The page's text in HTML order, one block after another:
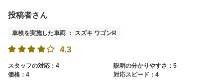
投稿者さん
車検を実施した車両 ： スズキ ワゴンR
4.3
スタッフの対応：4
説明の分かりやすさ：5
価格：4
対応スピード：4